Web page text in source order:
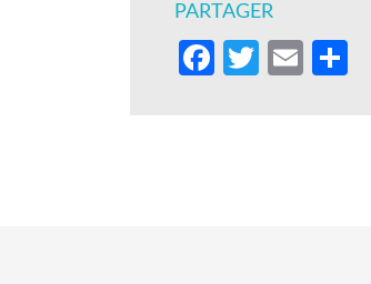
PARTAGER
Facebook
Twitter
Email